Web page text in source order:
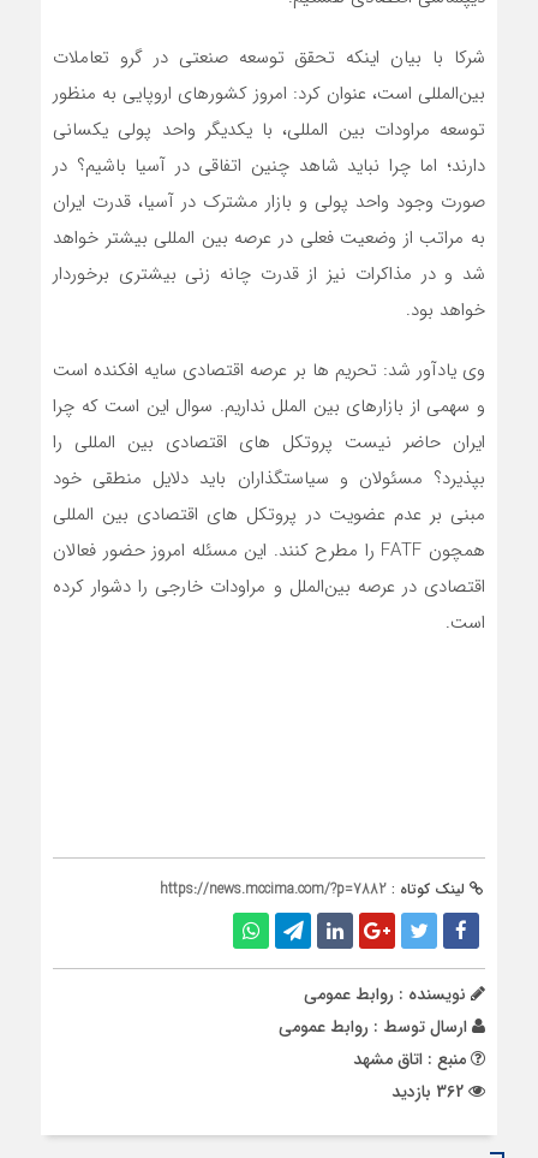
شرکا با بیان اینکه تحقق توسعه صنعتی در گرو تعاملات
بین‌المللی است، عنوان کرد: امروز کشورهای اروپایی به منظور
توسعه مراودات بین المللی، با یکدیگر واحد پولی یکسانی
دارند؛ اما چرا نباید شاهد چنین اتفاقی در آسیا باشیم؟ در
صورت وجود واحد پولی و بازار مشترک در آسیا، قدرت ایران
به مراتب از وضعیت فعلی در عرصه بین المللی بیشتر خواهد
شد و در مذاکرات نیز از قدرت چانه زنی بیشتری برخوردار
خواهد بود.
وی یادآور شد: تحریم ها بر عرصه اقتصادی سایه افکنده است
و سهمی از بازارهای بین الملل نداریم. سوال این است که چرا
ایران حاضر نیست پروتکل های اقتصادی بین المللی را
بپذیرد؟ مسئولان و سیاستگذاران باید دلایل منطقی خود
مبنی بر عدم عضویت در پروتکل های اقتصادی بین المللی
همچون FATF را مطرح کنند. این مسئله امروز حضور فعالان
اقتصادی در عرصه بین‌الملل و مراودات خارجی را دشوار کرده
است.
لینک کوتاه : https://news.mccima.com/?p=7882
نویسنده : روابط عمومی
ارسال توسط : روابط عمومی
منبع : اتاق مشهد